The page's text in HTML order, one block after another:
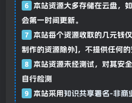
6
本站资源大多存储在云盘，
会第一时间更新。
7
本站每个资源收取的几元钱
制作的资源除外]，不提供任何的
8
本站资源未经测试，对其安
自行检测
9
本站采用知识共享署名-非商